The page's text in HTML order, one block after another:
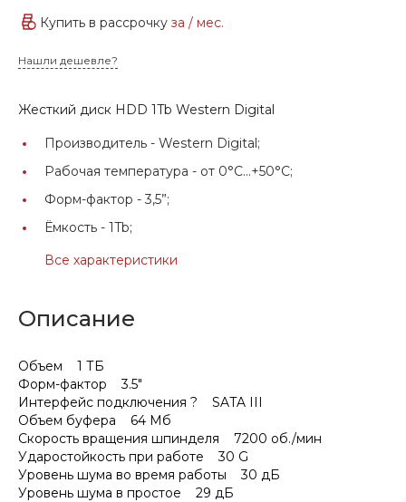
Купить в рассрочку за / мес.
Нашли дешевле?
Жесткий диск HDD 1Tb Western Digital
Производитель - Western Digital;
Рабочая температура - от 0°C...+50°C;
Форм-фактор - 3,5”;
Ёмкость - 1Tb;
Все характеристики
Описание
Объем 1 ТБ
Форм-фактор 3.5"
Интерфейс подключения ? SATA III
Объем буфера 64 Мб
Скорость вращения шпинделя 7200 об./мин
Ударостойкость при работе 30 G
Уровень шума во время работы 30 дБ
Уровень шума в простое 29 дБ